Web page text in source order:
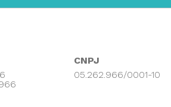
CNPJ
05.262.966/0001-10